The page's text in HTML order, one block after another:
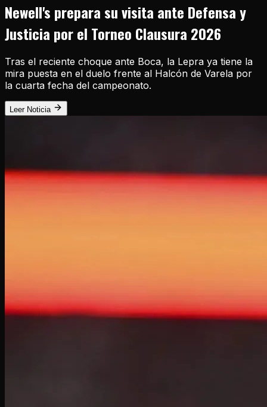
Newell's prepara su visita ante Defensa y
Justicia por el Torneo Clausura 2026
Tras el reciente choque ante Boca, la Lepra ya tiene la
mira puesta en el duelo frente al Halcón de Varela por
la cuarta fecha del campeonato.
Leer Noticia